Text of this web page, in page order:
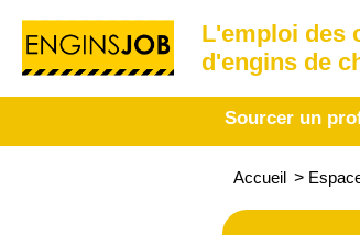
L'emploi des
d'engins de
Sourcer un
Accueil >